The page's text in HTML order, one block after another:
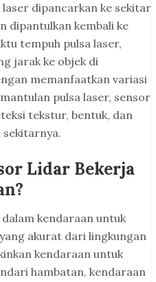
dipancarkan ke sekitar
dipantulkan kembali ke
tempuh pulsa laser,
jarak ke objek di
memanfaatkan variasi
pulsa laser, sensor
tekstur, bentuk, dan
sekitarnya.
Lidar Bekerja
kendaraan untuk
akurat dari lingkungan
kendaraan untuk
hambatan, kendaraan